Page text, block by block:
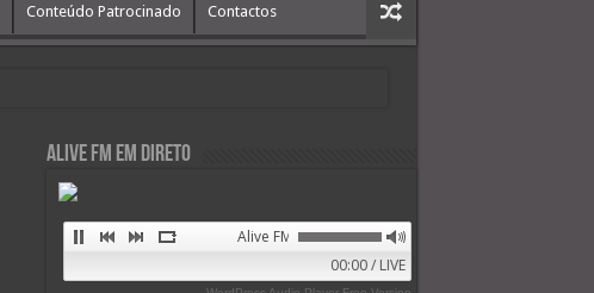
Conteúdo Patrocinado Contactos
Alive FM em Direto
Alive FM 89.9
00:00 / LIVE